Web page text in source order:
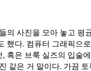
의 사진을 모아 놓고 평
했다. 컴퓨터 그래픽으
혹은 브룩 실즈의 입술
같은 거 말이다. 가끔 토